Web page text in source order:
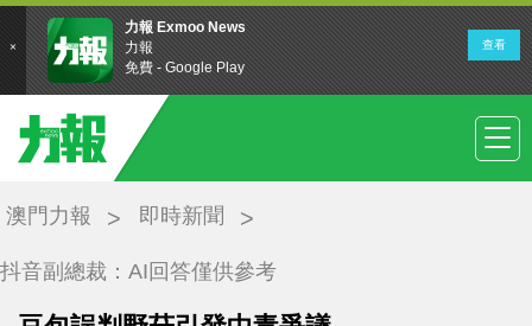
澳門力報 即時新聞
抖音副總裁：AI回答僅供參考